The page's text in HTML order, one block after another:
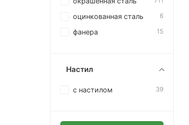
оцинкованная сталь 6
фанера 15
Настил
с настилом 39